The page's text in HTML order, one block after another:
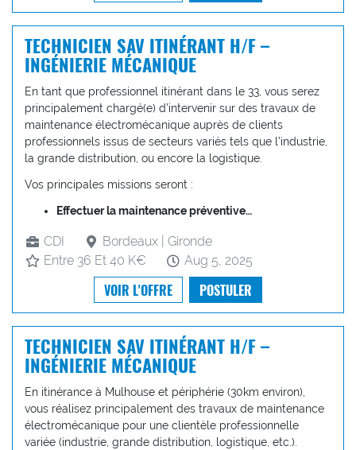
TECHNICIEN SAV ITINÉRANT H/F –
INGÉNIERIE MÉCANIQUE
En tant que professionnel itinérant dans le 33, vous serez
principalement chargé(e) d’intervenir sur des travaux de
maintenance électromécanique auprès de clients
professionnels issus de secteurs variés tels que l’industrie,
la grande distribution, ou encore la logistique.
Vos principales missions seront :
Effectuer la maintenance préventive…
CDI
Bordeaux | Gironde
Entre 36 Et 40 K€
Aug 5, 2025
VOIR L'OFFRE POSTULER
TECHNICIEN SAV ITINÉRANT H/F –
INGÉNIERIE MÉCANIQUE
En itinérance à Mulhouse et périphérie (30km environ),
vous réalisez principalement des travaux de maintenance
électromécanique pour une clientèle professionnelle
variée (industrie, grande distribution, logistique, etc.).